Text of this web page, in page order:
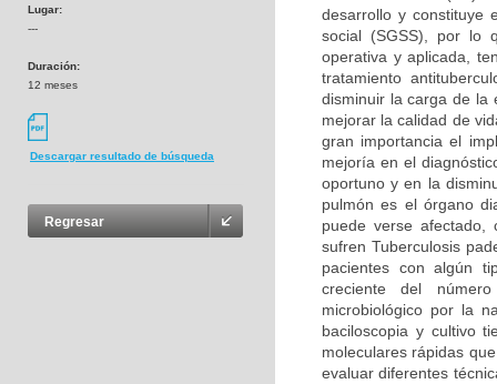
Lugar:
---
Duración:
12 meses
Descargar resultado de búsqueda
Regresar
desarrollo y constituye
social (SGSS), por lo
operativa y aplicada,
tratamiento
disminuir la carga de la
mejorar la calidad de
gran importancia el
mejoría en el
oportuno y en la
pulmón es el órgano
puede verse
sufren Tuberculosis
pacientes con algún
creciente del
microbiológico por la
baciloscopia y cultivo
moleculares rápidas
evaluar diferentes